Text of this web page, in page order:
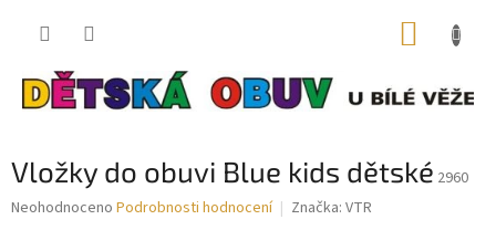
Vložky do obuvi Blue kids dětské 2960
Průměrné
Neohodnoceno Podrobnosti hodnocení Značka: VTR